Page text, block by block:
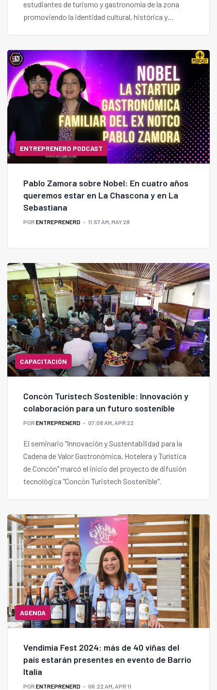
estudiantes de turismo y gastronomía de la zona
promoviendo la identidad cultural, histórica y
ENTREPRENERD PODCAST
Pablo Zamora sobre Nobel: En cuatro años
queremos estar en La Chascona y en La
Sebastiana
POR ENTREPRENERD 11:57 AM, MAY 28
CAPACITACIÓN
Concón Turistech Sostenible: Innovación y
colaboración para un futuro sostenible
POR ENTREPRENERD 07:08 AM, APR 22
El seminario "Innovación y Sustentabilidad para la
Cadena de Valor Gastronómica, Hotelera y Turística
de Concón" marcó el inicio del proyecto de difusión
tecnológica "Concón Turistech Sostenible".
AGENDA
Vendimia Fest 2024: más de 40 viñas del
país estarán presentes en evento de Barrio
Italia
POR ENTREPRENERD 06:22 AM, APR 11